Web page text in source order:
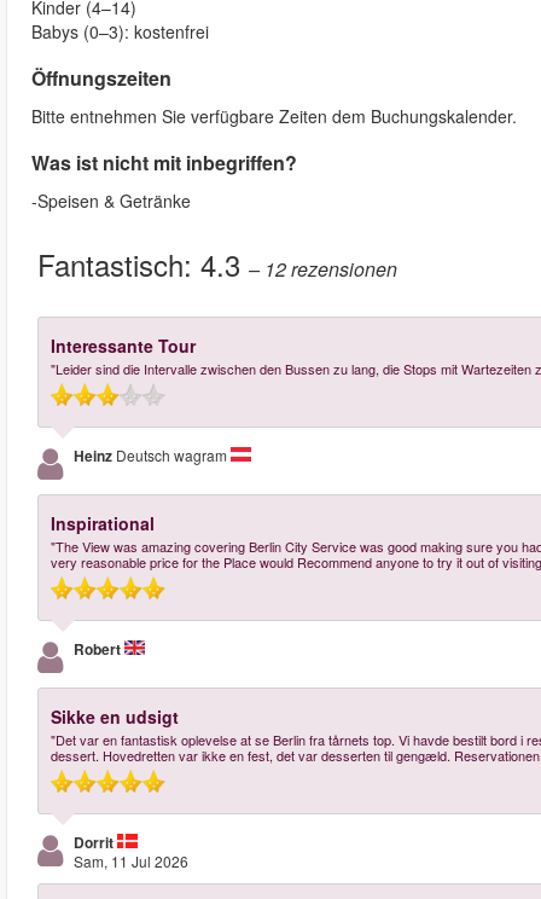
Kinder (4–14)
Babys (0–3): kostenfrei
Öffnungszeiten
Bitte entnehmen Sie verfügbare Zeiten dem Buchungskalender.
Was ist nicht mit inbegriffen?
-Speisen & Getränke
Fantastisch: 4.3 – 12rezensionen
Interessante Tour
"Leider sind die Intervalle zwischen den Bussen zu lang, die Stops mit Wartezeiten
Heinz Deutsch wagram
Inspirational
"The View was amazing covering Berlin City Service was good making sure you
very reasonable price for the Place would Recommend anyone to try it out of
Robert
Sikke en udsigt
"Det var en fantastisk oplevelse at se Berlin fra tårnets top. Vi havde bestilt bord i
dessert. Hovedretten var ikke en fest, det var desserten til gengæld.
Dorrit
Sam, 11 Jul 2026